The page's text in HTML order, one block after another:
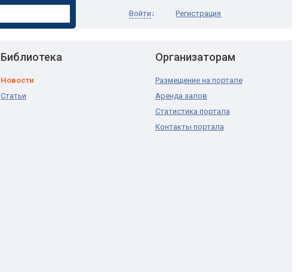
Войти ↓ Регистрация
Библиотека
Новости
Статьи
Организаторам
Размещение на портале
Аренда залов
Статистика портала
Контакты портала